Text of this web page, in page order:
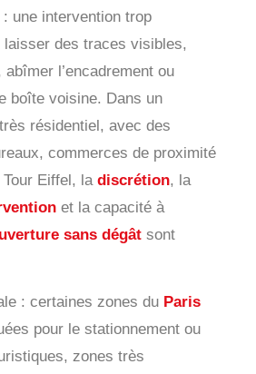
une intervention trop
laisser des traces visibles,
l’encadrement ou
boîte voisine. Dans un
résidentiel, avec des
commerces de proximité
Eiffel, la discrétion, la
et la capacité à
sans dégâtsont
: certaines zones du Paris
pour le stationnement ou
zones très